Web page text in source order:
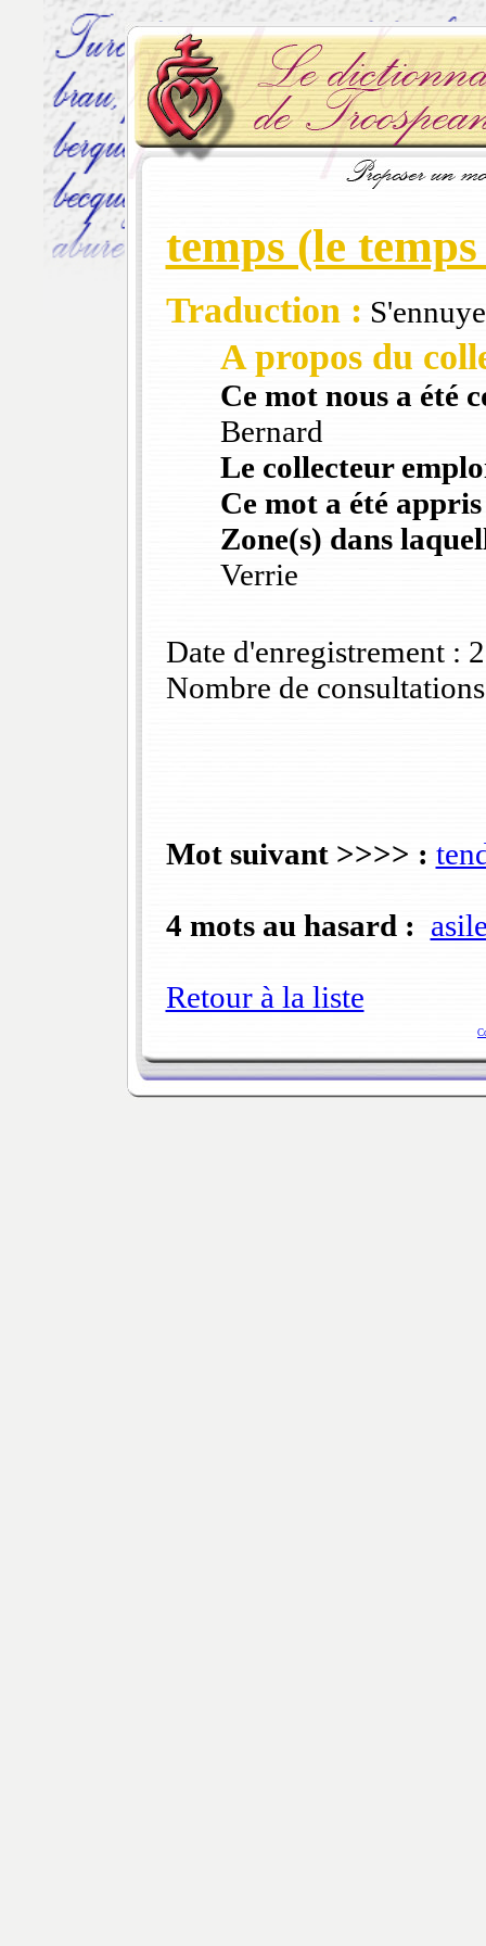
temps (le
Traduction :
A propos du
Ce mot nous a été
Bernard
Le collecteur
Ce mot a été
Zone(s) dans
Verrie
Date d'enregistrement :
Nombre de
Mot suivant >>>> :
4 mots au hasard :
Retour à la liste